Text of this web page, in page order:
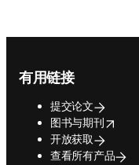
有用链接
提交论文
图书与期刊
opens in new tab/
开放获取
查看所有产品